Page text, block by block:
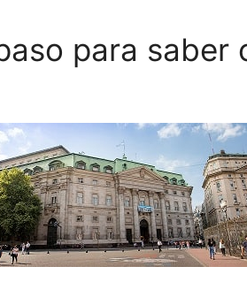
para saber